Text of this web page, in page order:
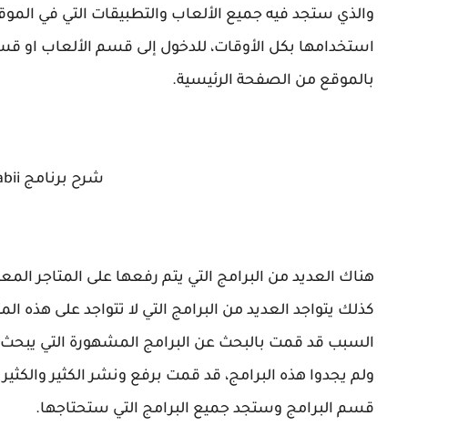
والذي ستجد فيه جميع الألعاب والتطبيقات التي في
استخدامها بكل الأوقات، للدخول إلى قسم الألعاب او
بالموقع من الصفحة الرئيسية.
شرح برنامج tabii آخر تحديث
هناك العديد من البرامج التي يتم رفعها على المتاجر
كذلك يتواجد العديد من البرامج التي لا تتواجد على هذه
السبب قد قمت بالبحث عن البرامج المشهورة التي يبحث
ولم يجدوا هذه البرامج، قد قمت برفع ونشر الكثير
قسم البرامج وستجد جميع البرامج التي ستحتاجها.